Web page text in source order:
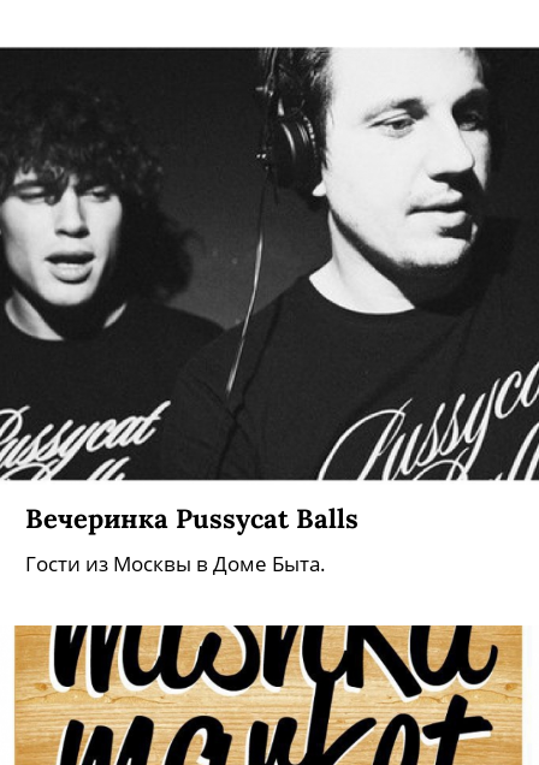
Вечеринка Pussycat Balls
Гости из Москвы в Доме Быта.